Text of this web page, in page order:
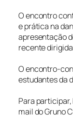
O encontro
e prática na
apresentação
recente
O encontro-
estudantes da
Para
mail do Gruno